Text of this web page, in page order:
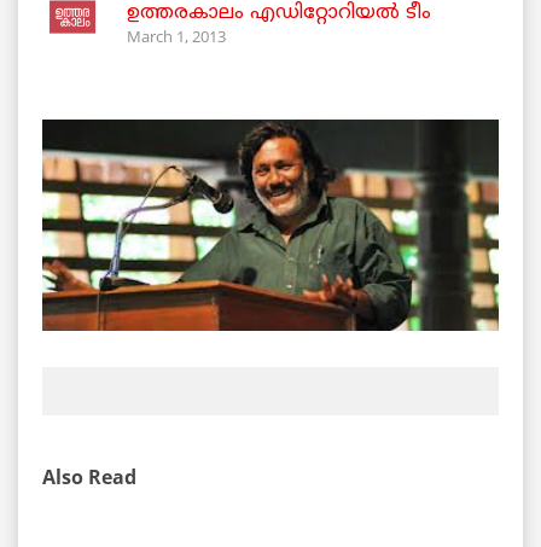
ഉത്തരകാലം എഡിറ്റോറിയല്‍ ടീം
March 1, 2013
Also Read